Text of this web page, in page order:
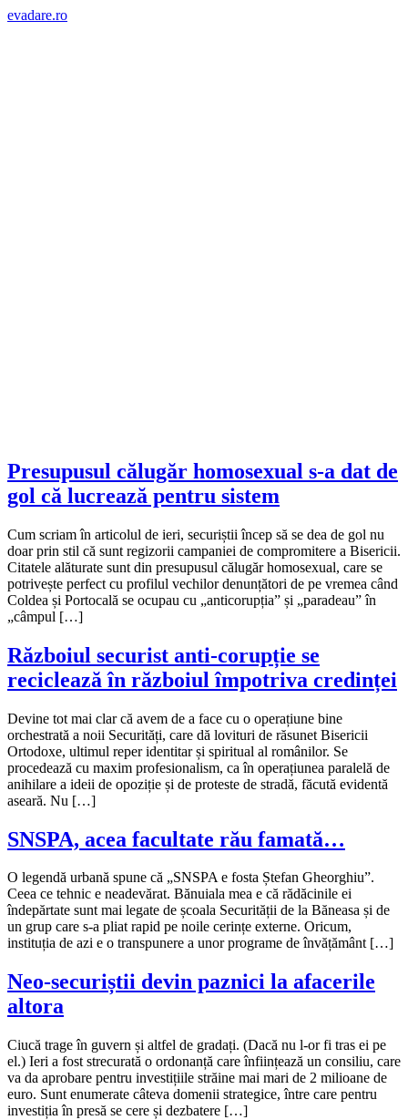
evadare.ro
Presupusul călugăr homosexual s-a dat de
gol că lucrează pentru sistem
Cum scriam în articolul de ieri, securiștii încep să se dea de gol nu
doar prin stil că sunt regizorii campaniei de compromitere a Bisericii.
Citatele alăturate sunt din presupusul călugăr homosexual, care se
potrivește perfect cu profilul vechilor denunțători de pe vremea când
Coldea și Portocală se ocupau cu „anticorupția” și „paradeau” în
„câmpul […]
Războiul securist anti-corupție se
reciclează în războiul împotriva credinței
Devine tot mai clar că avem de a face cu o operațiune bine
orchestrată a noii Securități, care dă lovituri de răsunet Bisericii
Ortodoxe, ultimul reper identitar și spiritual al românilor. Se
procedează cu maxim profesionalism, ca în operațiunea paralelă de
anihilare a ideii de opoziție și de proteste de stradă, făcută evidentă
aseară. Nu […]
SNSPA, acea facultate rău famată…
O legendă urbană spune că „SNSPA e fosta Ștefan Gheorghiu”.
Ceea ce tehnic e neadevărat. Bănuiala mea e că rădăcinile ei
îndepărtate sunt mai legate de școala Securității de la Băneasa și de
un grup care s-a pliat rapid pe noile cerințe externe. Oricum,
instituția de azi e o transpunere a unor programe de învățământ […]
Neo-securiștii devin paznici la afacerile
altora
Ciucă trage în guvern și altfel de gradați. (Dacă nu l-or fi tras ei pe
el.) Ieri a fost strecurată o ordonanță care înființează un consiliu, care
va da aprobare pentru investițiile străine mai mari de 2 milioane de
euro. Sunt enumerate câteva domenii strategice, între care pentru
investiția în presă se cere și dezbatere […]